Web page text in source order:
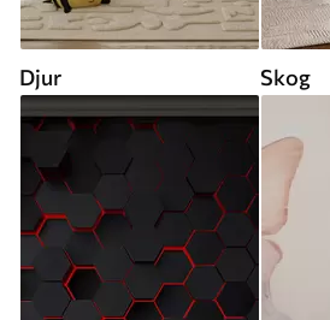
Djur Skog